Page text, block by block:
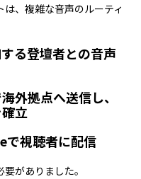
、複雑な音声のルーティ
る登壇者との音声
外拠点へ送信し、
立
で視聴者に配信
がありました。